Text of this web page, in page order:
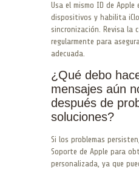
Usa el mismo ID de
dispositivos y habilita
sincronización. Revisa la
regularmente para
adecuada.
¿Qué debo
mensajes aún
después de
soluciones?
Si los problemas
Soporte de Apple para
personalizada, ya que